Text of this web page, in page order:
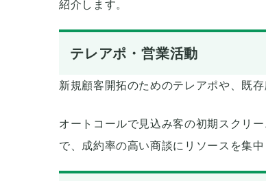
紹介します。
テレアポ・営業活動
新規顧客開拓のためのテレアポや、既
オートコールで見込み客の初期スクリ
で、成約率の高い商談にリソースを集中